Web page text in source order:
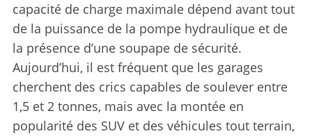
capacité de charge maximale dépend avant tout
de la puissance de la pompe hydraulique et de
la présence d’une soupape de sécurité.
Aujourd’hui, il est fréquent que les garages
cherchent des crics capables de soulever entre
1,5 et 2 tonnes, mais avec la montée en
popularité des SUV et des véhicules tout terrain,